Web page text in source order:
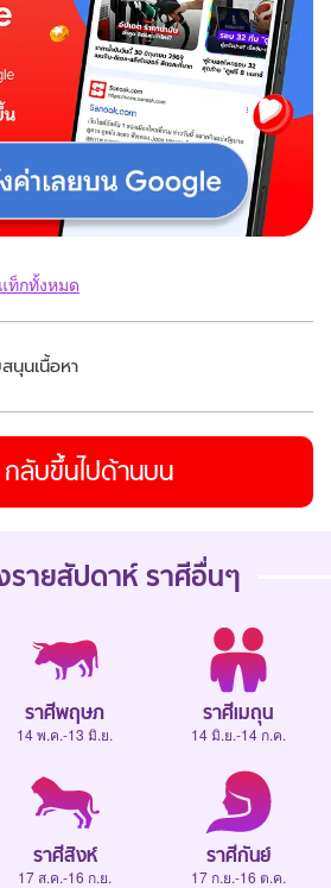
ท็กทั้งหมด
นุนเนื้อหา
กลับขึ้นไปด้านบน
รายสัปดาห์ ราศีอื่นๆ
ราศีพฤษภ
14 พ.ค.-13 มิ.ย.
ราศีเมถุน
14 มิ.ย.-14 ก.ค.
ราศีสิงห์
17 ส.ค.-16 ก.ย.
ราศีกันย์
17 ก.ย.-16 ต.ค.